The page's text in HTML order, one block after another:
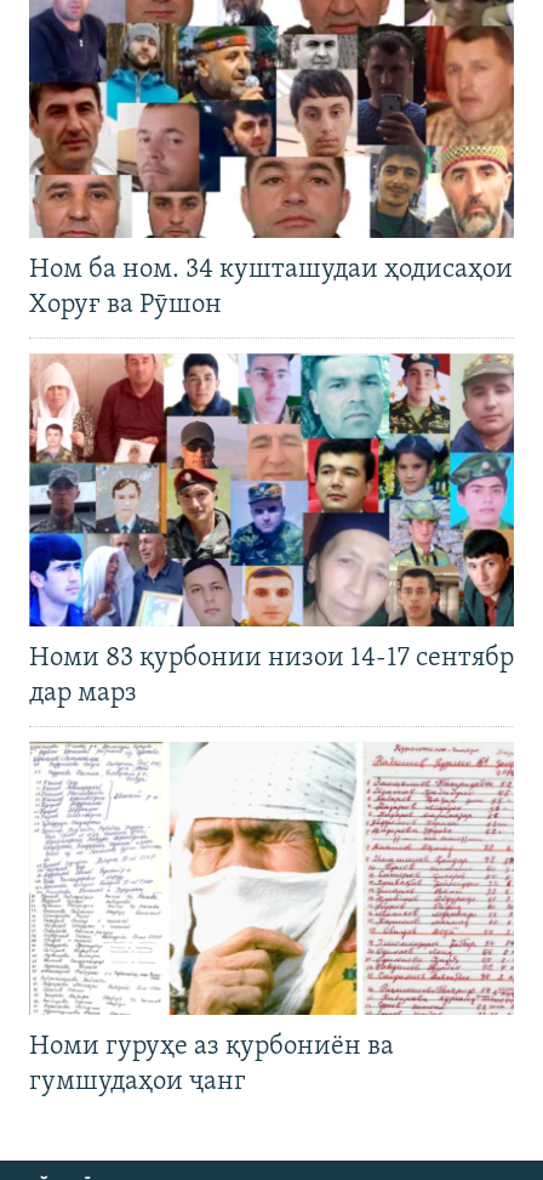
Ном ба ном. 34 кушташудаи ҳодисаҳои
Хоруғ ва Рӯшон
Номи 83 қурбонии низои 14-17 сентябр
дар марз
Номи гуруҳе аз қурбониён ва
гумшудаҳои ҷанг